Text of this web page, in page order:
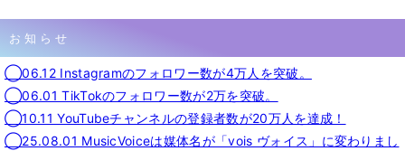
お知らせ
◯06.12 Instagramのフォロワー数が4万人を突破。
◯06.01 TikTokのフォロワー数が2万を突破。
◯10.11 YouTubeチャンネルの登録者数が20万人を達成！
◯25.08.01 MusicVoiceは媒体名が「vois ヴォイス」に変わりまし